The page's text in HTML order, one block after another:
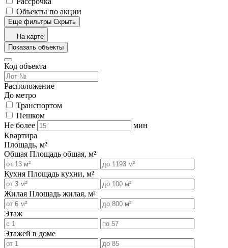
Объекты по акции
Еще фильтры Скрыть
На карте
Показать объекты
Код объекта
Расположение
До метро
Транспортом
Пешком
Не более
мин
Квартира
Площадь, м²
Общая Площадь общая, м²
Кухня Площадь кухни, м²
Жилая Площадь жилая, м²
Этаж
Этажей в доме